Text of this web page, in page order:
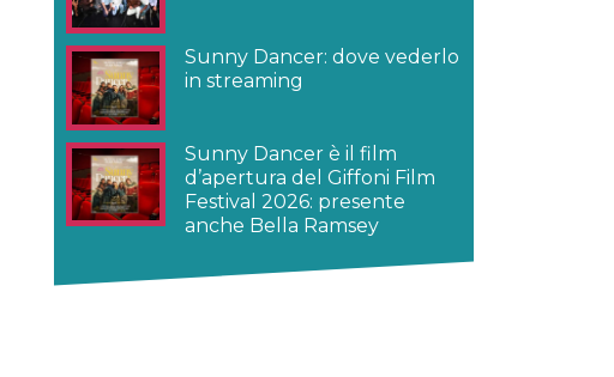
Sunny Dancer: dove vederlo
in streaming
Sunny Dancer è il film
d’apertura del Giffoni Film
Festival 2026: presente
anche Bella Ramsey